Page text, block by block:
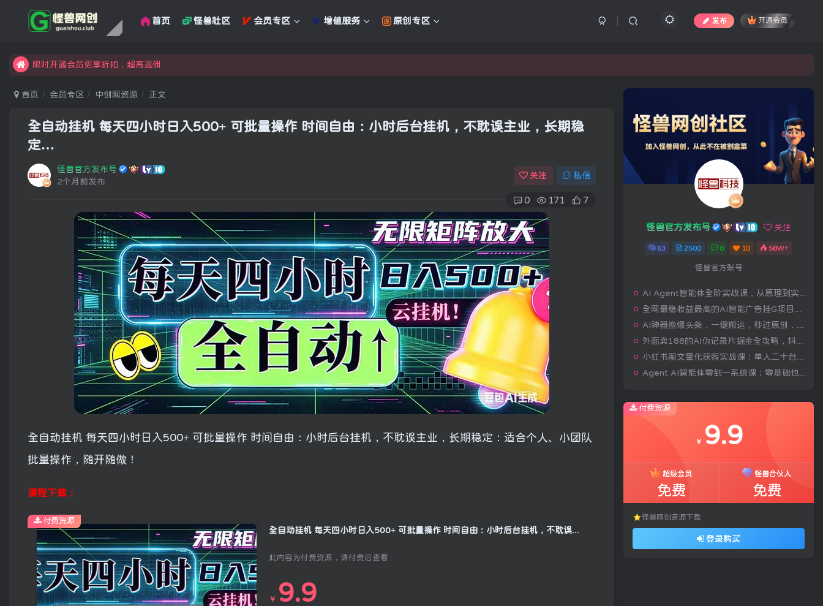
首页 怪兽社区 会员专区 增值服务 原创专区 发布 开通会员
汇集各领域的创新者、创业者和副业经营者，共同探索创业和创新的未来
限时开通会员更享折扣，超高返佣
首页 会员专区 中创网资源 正文
全自动挂机 每天四小时日入500+ 可批量操作 时间自由：小时后台挂机，不耽误主业，长期稳
定…
怪兽官方发布号
2个月前发布
关注 私信
0 171 7
全自动挂机 每天四小时日入500+ 可批量操作 时间自由：小时后台挂机，不耽误主业，长期稳定：适合个人、小团队
批量操作，随开随做！
课程下载：
全自动挂机 每天四小时日入500+ 可批量操作 时间自由：小时后台挂机，不耽误主业，长期稳定…
此内容为付费资源，请付费后查看
￥ 9.9
付费资源
怪兽官方发布号 关注
63 2500 0 10 58W+
怪兽官方账号
付费资源
￥ 9.9
超级会员
免费
怪兽合伙人
免费
怪兽网创资源下载
登录购买